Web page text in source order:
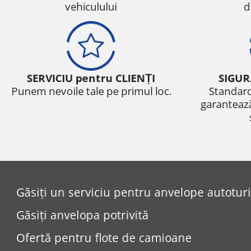
vehiculului
SERVICIU pentru CLIENȚI
Punem nevoile tale pe primul loc.
Găsiți un serviciu pentru anvelope
Găsiți anvelopa potrivită
Ofertă pentru flote de camioane